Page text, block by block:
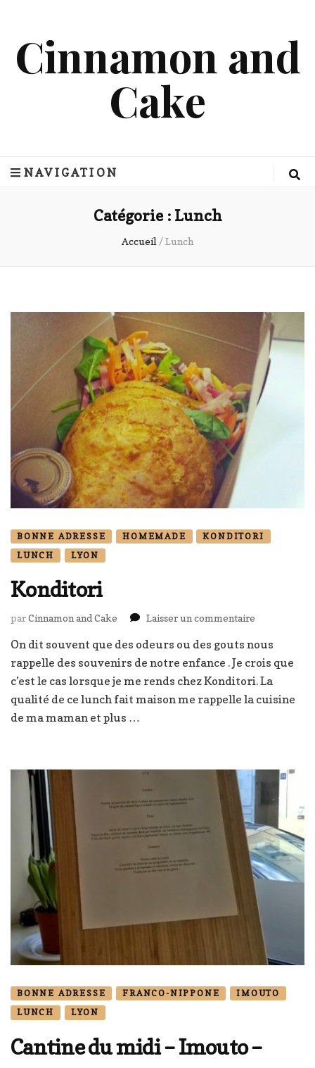
Cinnamon and
Cake
NAVIGATION
Catégorie :Lunch
Accueil /Lunch
BONNE ADRESSE HOMEMADE
KONDITORI
LUNCH
LYON
Konditori
parCinnamon and Cake Laisser un commentaire
On dit souvent que des odeurs ou des gouts nous
rappelle des souvenirs de notre enfance . Je crois que
c’est le cas lorsque je me rends chez Konditori. La
qualité de ce lunch fait maison me rappelle la cuisine
de ma maman et plus …
BONNE ADRESSE FRANCO-NIPPONE
IMOUTO
LUNCH
LYON
Cantine du midi – Imouto –